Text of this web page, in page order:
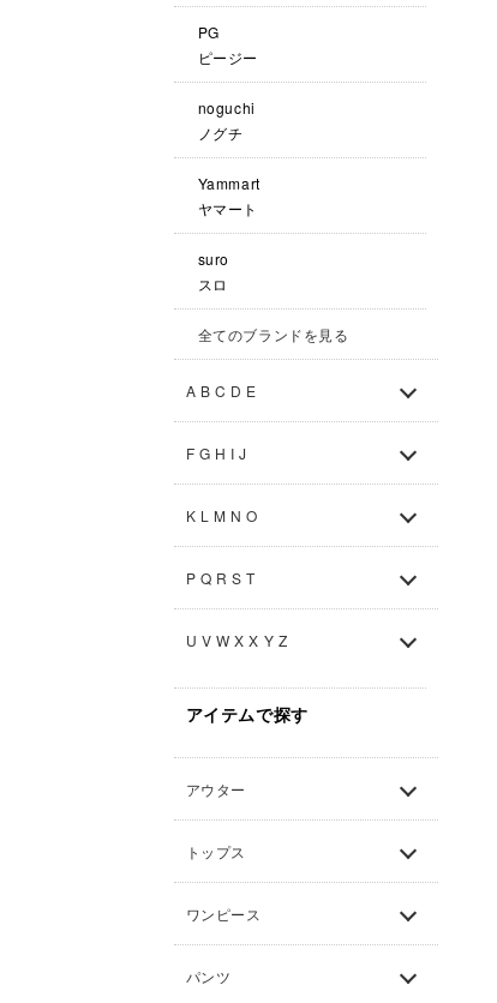
PG
ピージー
noguchi
ノグチ
Yammart
ヤマート
suro
スロ
全てのブランドを見る
A B C D E
F G H I J
K L M N O
P Q R S T
U V W X X Y Z
アイテムで探す
アウター
トップス
ワンピース
パンツ